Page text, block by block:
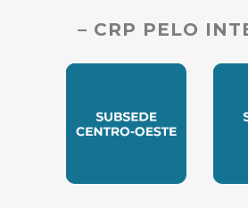
– CRP PELO